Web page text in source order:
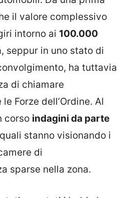
il valore complessivo
intorno ai 100.000
seppur in uno stato di
ha tuttavia
di chiamare
Forze dell’Ordine. Al
corso indagini da parte
stanno visionando i
di
sparse nella zona.